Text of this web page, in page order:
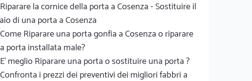
Riparare la cornice della porta a Cosenza - Sostituire il
di una porta a Cosenza
Come Riparare una porta gonfia a Cosenza o riparare
porta installata male?
E' meglio Riparare una porta o sostituire una porta ?
Confronta i prezzi dei preventivi dei migliori fabbri a